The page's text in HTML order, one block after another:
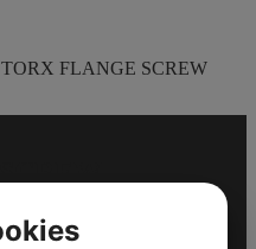
FLANGE SCREW
Model/Varenr.: 0462433